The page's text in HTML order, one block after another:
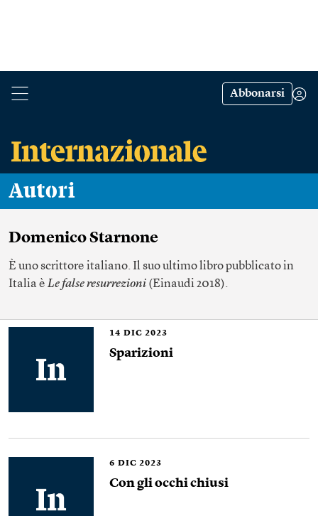
Abbonarsi
Autori
Domenico Starnone
È uno scrittore italiano. Il suo ultimo libro pubblicato in
Italia è Le false resurrezioni (Einaudi 2018).
14 DIC 2023
Sparizioni
6 DIC 2023
Con gli occhi chiusi